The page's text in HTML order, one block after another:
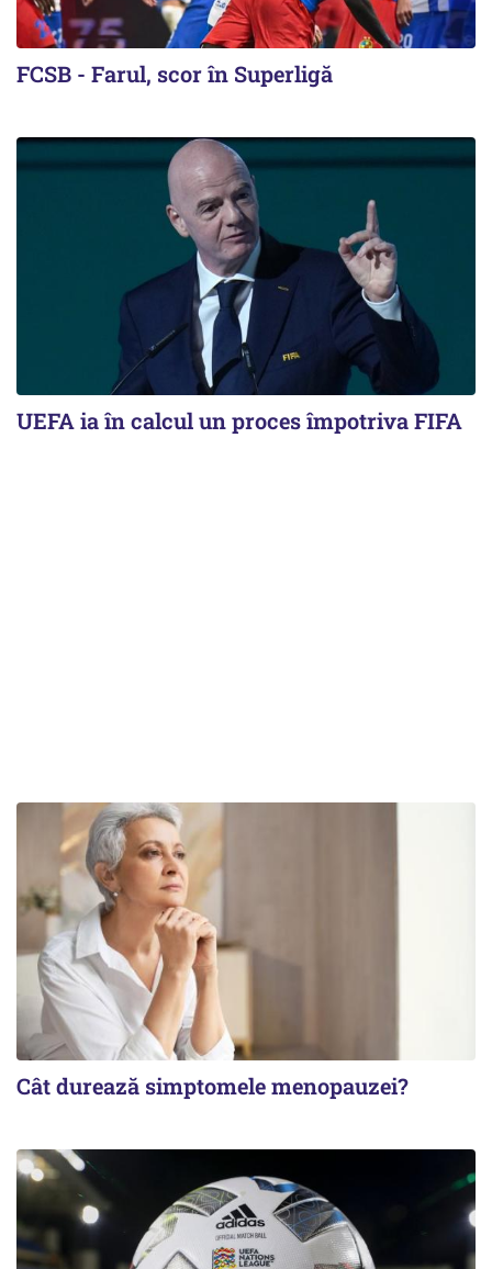
FCSB - Farul, scor în Superligă
UEFA ia în calcul un proces împotriva FIFA
Cât durează simptomele menopauzei?